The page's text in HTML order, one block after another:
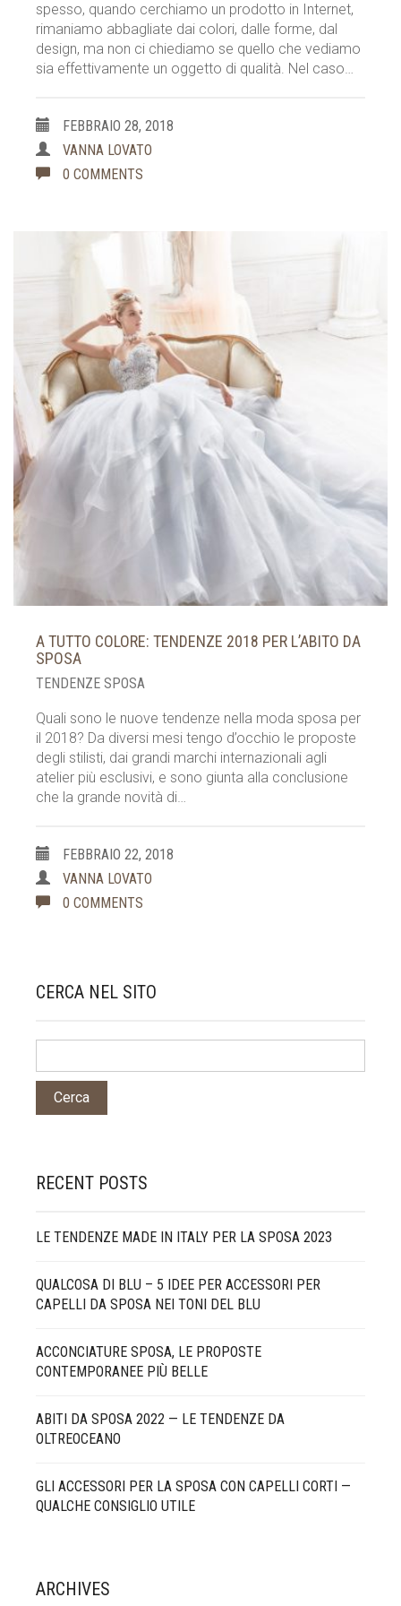
spesso, quando cerchiamo un prodotto in Internet,
rimaniamo abbagliate dai colori, dalle forme, dal
design, ma non ci chiediamo se quello che vediamo
sia effettivamente un oggetto di qualità. Nel caso…
FEBBRAIO 28, 2018
VANNA LOVATO
0 COMMENTS
A TUTTO COLORE: TENDENZE 2018 PER L’ABITO DA
SPOSA
TENDENZE SPOSA
Quali sono le nuove tendenze nella moda sposa per
il 2018? Da diversi mesi tengo d’occhio le proposte
degli stilisti, dai grandi marchi internazionali agli
atelier più esclusivi, e sono giunta alla conclusione
che la grande novità di…
FEBBRAIO 22, 2018
VANNA LOVATO
0 COMMENTS
CERCA NEL SITO
RECENT POSTS
LE TENDENZE MADE IN ITALY PER LA SPOSA 2023
QUALCOSA DI BLU – 5 IDEE PER ACCESSORI PER
CAPELLI DA SPOSA NEI TONI DEL BLU
ACCONCIATURE SPOSA, LE PROPOSTE
CONTEMPORANEE PIÙ BELLE
ABITI DA SPOSA 2022 — LE TENDENZE DA
OLTREOCEANO
GLI ACCESSORI PER LA SPOSA CON CAPELLI CORTI —
QUALCHE CONSIGLIO UTILE
ARCHIVES